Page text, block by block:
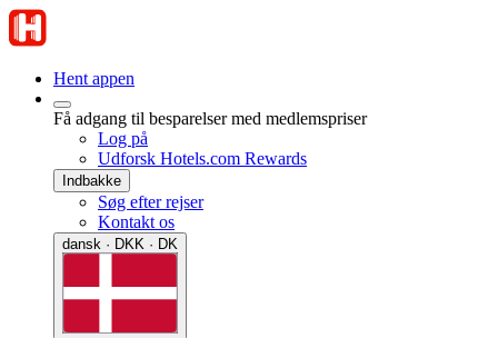
Hent appen
Få adgang til besparelser med medlemspriser
Log på
Udforsk Hotels.com Rewards
Indbakke
Søg efter rejser
Kontakt os
dansk · DKK · DK